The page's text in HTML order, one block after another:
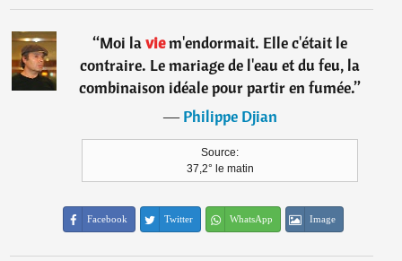
“Moi laviem'endormait. Elle c'était le
contraire. Le mariage de l'eau et du feu, la
combinaison idéale pour partir en fumée.”
―Philippe Djian
Source:
37,2° le matin
Facebook Twitter WhatsApp Image